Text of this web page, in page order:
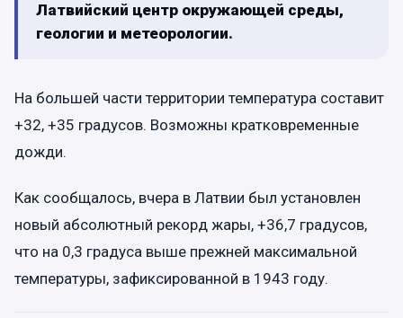
Латвийский центр окружающей среды,
геологии и метеорологии.
На большей части территории температура составит
+32, +35 градусов. Возможны кратковременные
дожди.
Как сообщалось, вчера в Латвии был установлен
новый абсолютный рекорд жары, +36,7 градусов,
что на 0,3 градуса выше прежней максимальной
температуры, зафиксированной в 1943 году.